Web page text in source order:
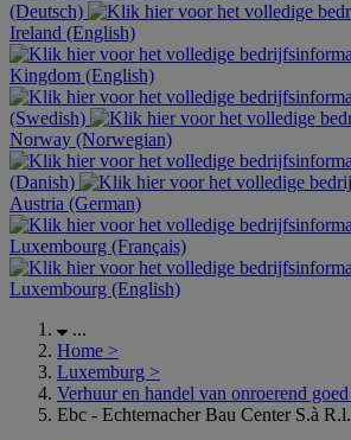
(Deutsch)
Ireland (English)
Kingdom (English)
(Swedish)
Norway (Norwegian)
(Danish)
Austria (German)
Luxembourg (Français)
Luxembourg (English)
...
Home >
Luxemburg >
Verhuur en handel van onroerend goed
Ebc - Echternacher Bau Center S.à R.l.